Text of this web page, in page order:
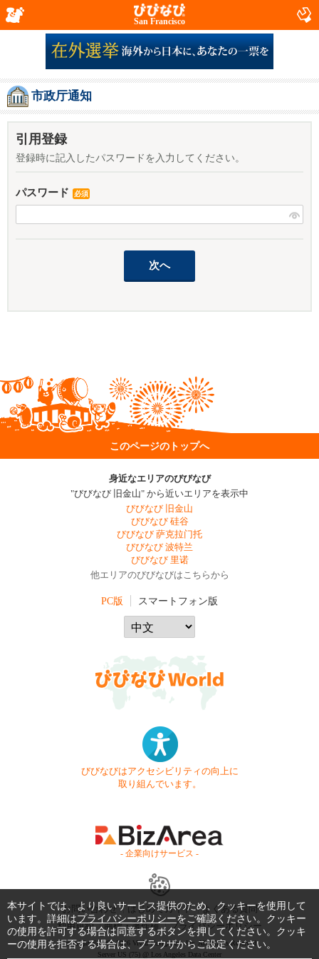
San Francisco
市政厅通知
引用登録
登録時に記入したパスワードを入力してください。
パスワード 必須
このページのトップへ
身近なエリアのびびなび
"びびなび 旧金山" から近いエリアを表示中
びびなび 旧金山
びびなび 硅谷
びびなび 萨克拉门托
びびなび 波特兰
びびなび 里诺
他エリアのびびなびはこちらから
PC版 スマートフォン版
びびなびはアクセシビリティの向上に
取り組んでいます。
- 企業向けサービス -
お問い合わせ はじめてガイド
よくある質問
利用規約
商標・著作権 プライバシーポリシー
Copyright © 1999-2026 Vivid Navigation, Inc. All Rights Reserved.
Server US (75) @ Los Angeles Data Center
本サイトでは、より良いサービス提供のため、クッキーを使用して
います。詳細はプライバシーポリシーをご確認ください。クッキー
の使用を許可する場合は同意するボタンを押してください。クッキ
ーの使用を拒否する場合は、ブラウザからご設定ください。